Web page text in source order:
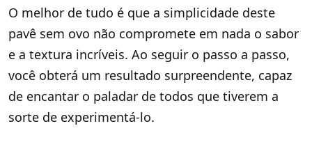
O melhor de tudo é que a simplicidade deste
pavê sem ovo não compromete em nada o sabor
e a textura incríveis. Ao seguir o passo a passo,
você obterá um resultado surpreendente, capaz
de encantar o paladar de todos que tiverem a
sorte de experimentá-lo.